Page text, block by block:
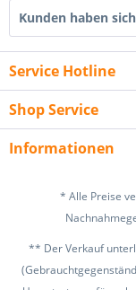
Kunden haben
Service Hotline
Shop Service
Informationen
* Alle Preise
** Der Verkauf